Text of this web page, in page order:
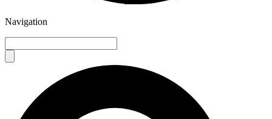
Navigation